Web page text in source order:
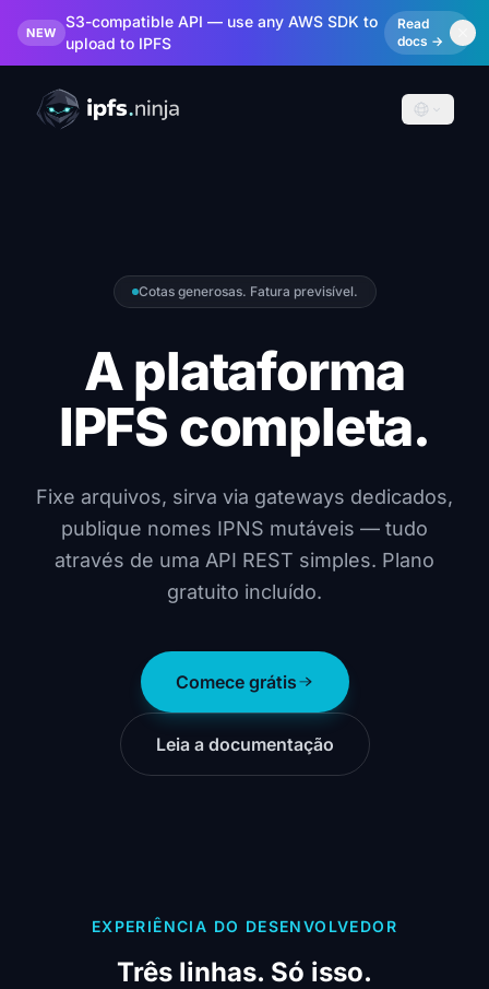
NEW
S3-compatible API — use any AWS SDK to
upload to IPFS
Read
docs →
Cotas generosas. Fatura previsível.
A plataforma
IPFS completa.
Fixe arquivos, sirva via gateways dedicados,
publique nomes IPNS mutáveis — tudo
através de uma API REST simples. Plano
gratuito incluído.
Comece grátis
Leia a documentação
EXPERIÊNCIA DO DESENVOLVEDOR
Três linhas. Só isso.